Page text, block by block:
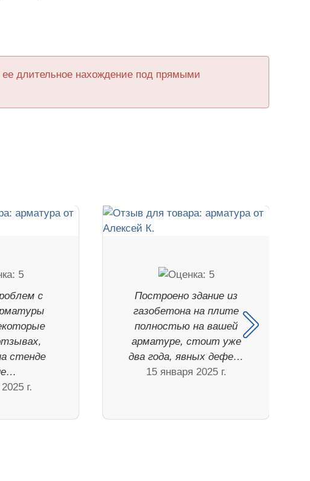
длительное нахождение под прямыми
с
стенде
г.
Построено здание из
газобетона на плите
полностью на вашей
арматуре, стоит уже
два года, явных дефе…
15 января 2025 г.